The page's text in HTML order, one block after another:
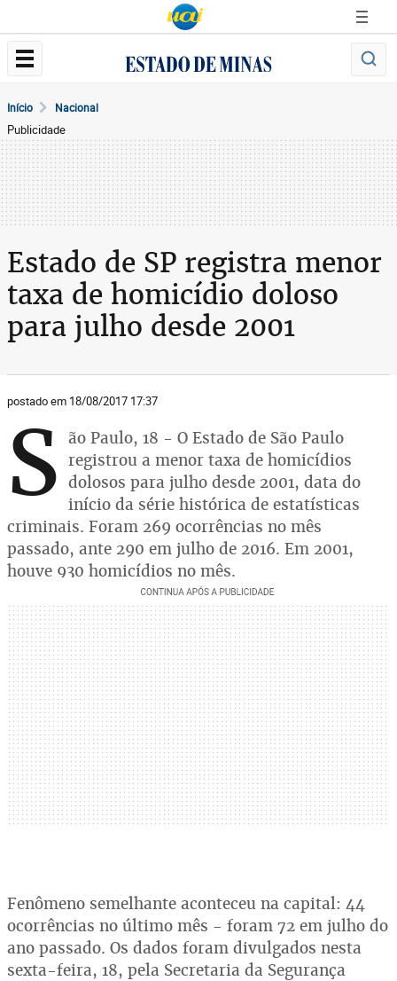
Início Nacional
Publicidade
Estado de SP registra menor
taxa de homicídio doloso
para julho desde 2001
postado em 18/08/2017 17:37
S ão Paulo, 18 - O Estado de São Paulo
registrou a menor taxa de homicídios
dolosos para julho desde 2001, data do
início da série histórica de estatísticas
criminais. Foram 269 ocorrências no mês
passado, ante 290 em julho de 2016. Em 2001,
houve 930 homicídios no mês.
Fenômeno semelhante aconteceu na capital: 44
ocorrências no último mês - foram 72 em julho do
ano passado. Os dados foram divulgados nesta
sexta-feira, 18, pela Secretaria da Segurança